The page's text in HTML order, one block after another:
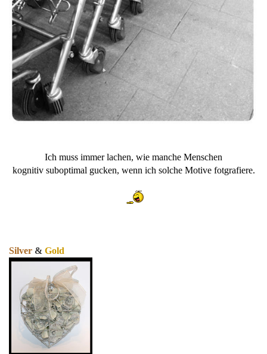
Ich muss immer lachen, wie manche Menschen
kognitiv suboptimal gucken, wenn ich solche Motive fotgrafiere.
Silver & Gold